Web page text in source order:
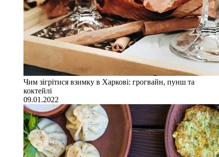
Чим зігрітися взимку в Харкові: грогвайн, пунш та
коктейлі
09.01.2022